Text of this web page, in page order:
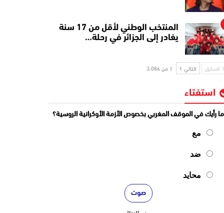
المنتخب الوطني لأقل من 17 سنة
يغادر إلى الجزائر في رحلة…
السابق التالي 1 من 3٬086
استفتاء
ما رأيك في الموقف المغربي بخصوص الأزمة الأوكرانية الروسية؟
مع
ضد
محايد